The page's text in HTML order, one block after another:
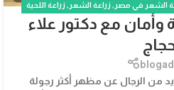
الشعر في مصر , زراعة الشعر , زراعة اللحية
والشارب
وأمان مع دكتور علاء
من الرجال عن مظهر أكثر رجولة